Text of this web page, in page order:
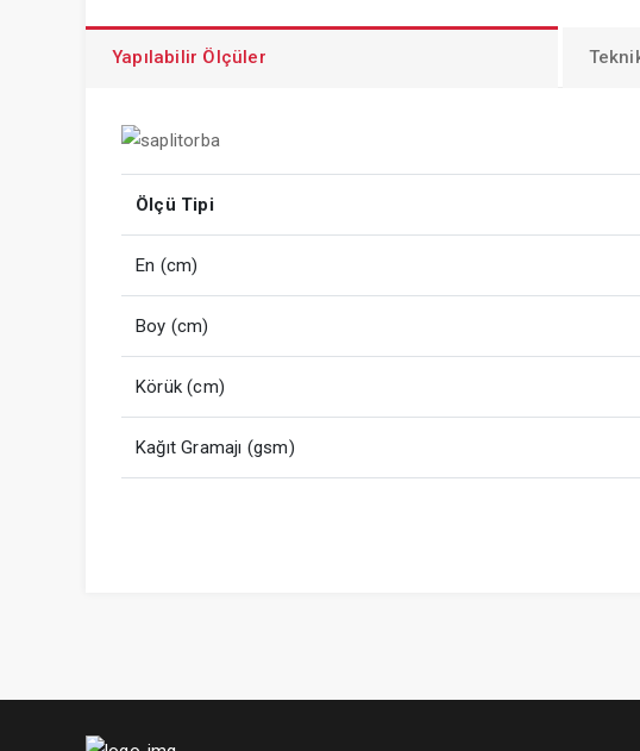
Yapılabilir Ölçüler
Ölçü Tipi
En (cm)
Boy (cm)
Körük (cm)
Kağıt Gramajı (gsm)